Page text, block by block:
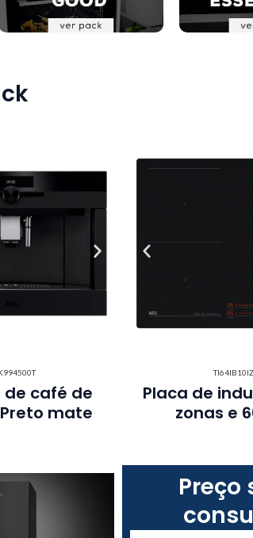
de café de
mate
TI64IB10IZ
Placa de
zonas e
Preço